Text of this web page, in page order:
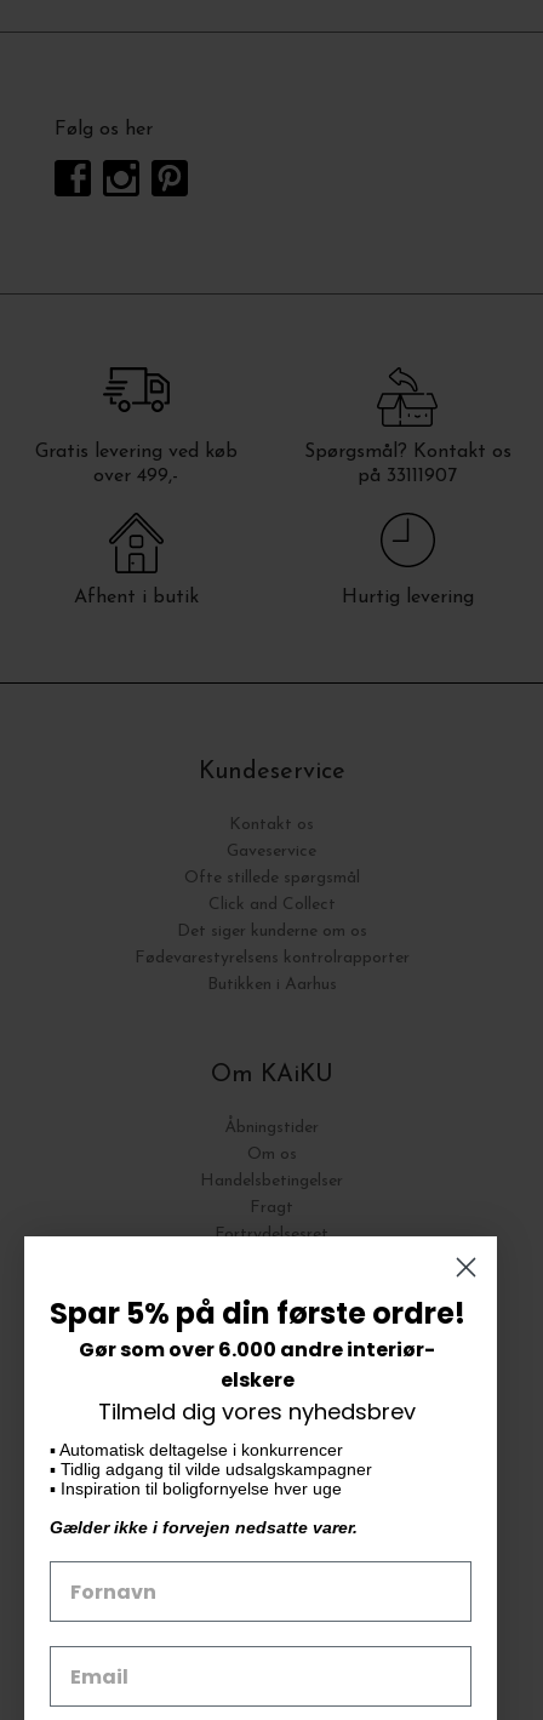
Følg os her
Gratis levering ved køb
over 499,-
Spørgsmål? Kontakt os
på 33111907
Afhent i butik Hurtig levering
Kundeservice
Kontakt os
Gaveservice
Ofte stillede spørgsmål
Click and Collect
Det siger kunderne om os
Fødevarestyrelsens kontrolrapporter
Butikken i Aarhus
Om KAiKU
Åbningstider
Om os
Handelsbetingelser
Fragt
Fortrydelsesret
Vores butik
KAiKU ApS
Langdalsvej 46, bygning 7
8220 Brabrand
Tlf. 33 11 19 07
CVR-nr. 30715349
Spar 5% på din første ordre!
Gør som over 6.000 andre interiør-
elskere
Tilmeld dig vores nyhedsbrev
▪️ Automatisk deltagelse i konkurrencer
▪️ Tidlig adgang til vilde udsalgskampagner
▪️ Inspiration til boligfornyelse hver uge
Gælder ikke i forvejen nedsatte varer.